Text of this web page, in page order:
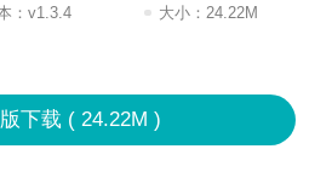
07:2026
：v1.3.4 大小： 24.22M
下载 ( 24.22M )